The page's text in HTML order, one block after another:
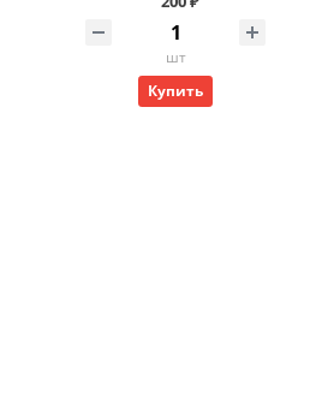
шт
Купить